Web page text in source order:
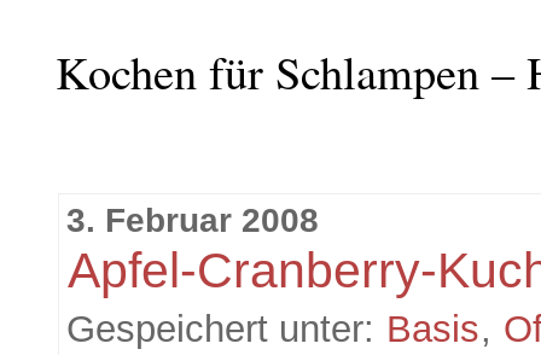
Kochen für Schlampen
3. Februar 2008
Apfel-Cranberry-
Gespeichert unter: Basis,